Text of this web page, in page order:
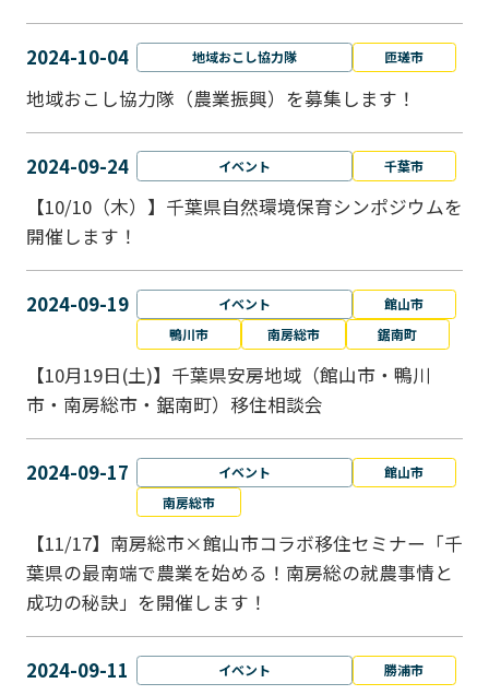
2024-10-04 地域おこし協力隊 匝瑳市
地域おこし協⼒隊（農業振興）を募集します！
2024-09-24 イベント 千葉市
【10/10（木）】千葉県自然環境保育シンポジウムを
開催します！
2024-09-19 イベント
館山市
鴨川市
南房総市 鋸南町
【10月19日(土)】千葉県安房地域（館山市・鴨川
市・南房総市・鋸南町）移住相談会
2024-09-17 イベント
館山市
南房総市
【11/17】南房総市×館山市コラボ移住セミナー「千
葉県の最南端で農業を始める！南房総の就農事情と
成功の秘訣」を開催します！
2024-09-11 イベント 勝浦市